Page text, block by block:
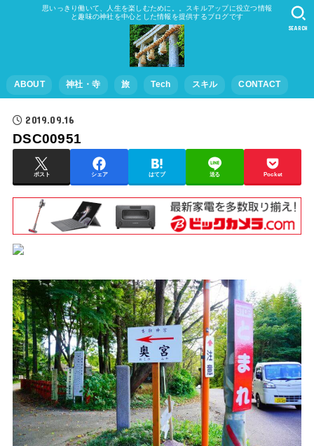
思いっきり働いて、人生を楽しむために。。スキルアップに役立つ情報
と趣味の神社を中心とした情報を提供するブログです
ABOUT 神社・寺 旅 Tech スキル CONTACT
SEARCH
2019.09.16
DSC00951
ポスト シェア はてブ 送る Pocket